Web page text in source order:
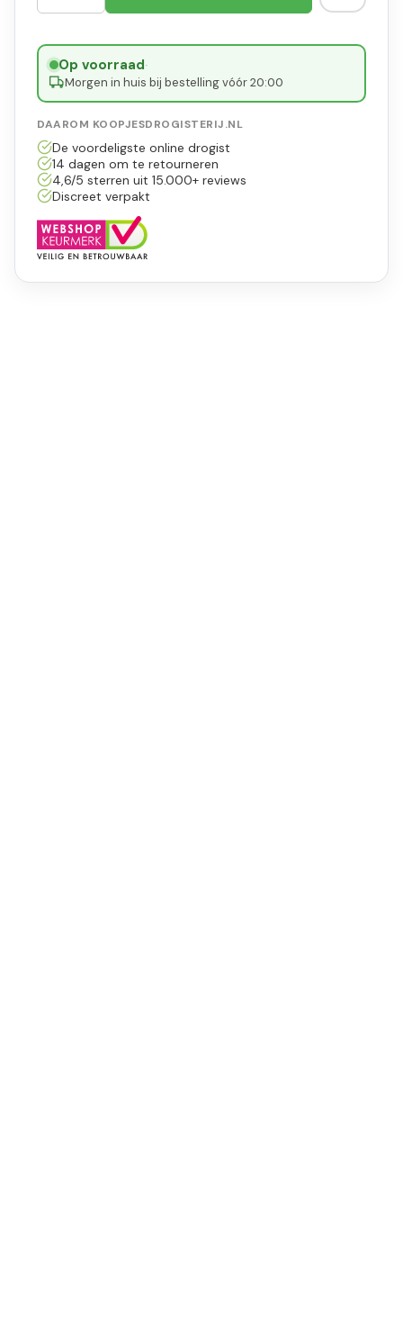
Op voorraad·
Morgen in huis bij bestelling vóór 20:00
DAAROM KOOPJESDROGISTERIJ.NL
De voordeligste online drogist
14 dagen om te retourneren
4,6/5 sterren uit 15.000+ reviews
Discreet verpakt